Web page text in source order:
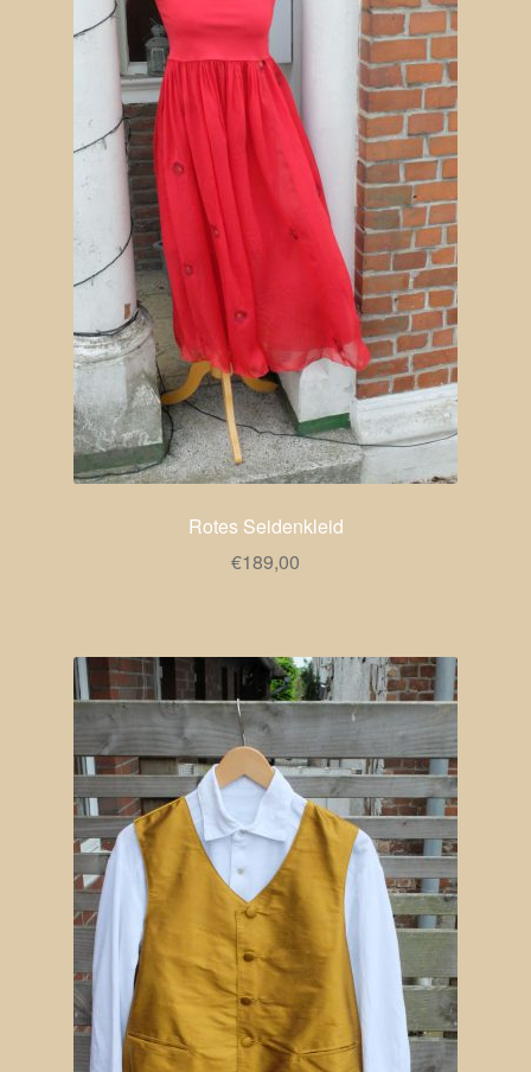
Rotes Seidenkleid
€189,00